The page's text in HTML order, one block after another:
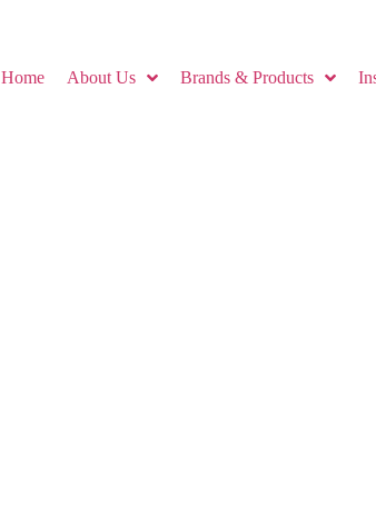
Home About Us Brands & Products